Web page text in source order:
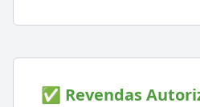
✅ Revendas